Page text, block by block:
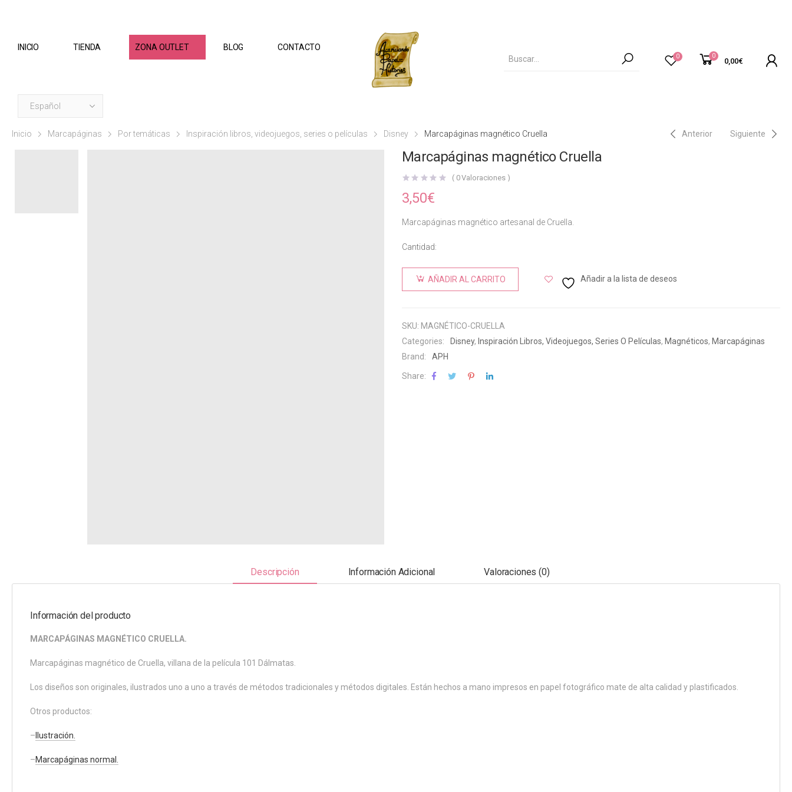
INICIO TIENDA ZONA OUTLET BLOG CONTACTO
0 0
0,00€
Inicio Marcapáginas Por temáticas Inspiración libros, videojuegos, series o películas Disney Marcapáginas magnético Cruella Anterior Siguiente
Marcapáginas magnético Cruella
( 0Valoraciones )
3,50€
Marcapáginas magnético artesanal de Cruella.
Cantidad:
AÑADIR AL CARRITO Añadir a la lista de deseos
SKU: MAGNÉTICO-CRUELLA
Categories:
Disney, Inspiración Libros, Videojuegos, Series O Películas, Magnéticos, Marcapáginas
Brand:
APH
Share:
Descripción Información Adicional Valoraciones (0)
Información del producto
MARCAPÁGINAS MAGNÉTICO CRUELLA.
Marcapáginas magnético de Cruella, villana de la película 101 Dálmatas.
Los diseños son originales, ilustrados uno a uno a través de métodos tradicionales y métodos digitales. Están hechos a mano impresos en papel fotográfico mate de alta calidad y plastificados.
Otros productos:
– Ilustración.
–Marcapáginas normal.